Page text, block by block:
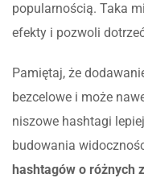
popularnością. Taka
efekty i pozwoli
Pamiętaj, że
bezcelowe i może
niszowe hashtagi
budowania
hashtagów o różnych